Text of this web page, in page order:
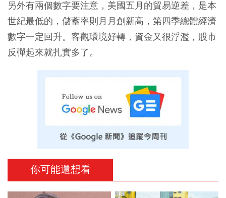
另外有兩個數字要注意，美國五月的貿易逆差，是本
世紀最低的，儲蓄率則月月創新高，第四季總體經濟
數字一定回升。客觀環境好轉，資金又很浮濫，股市
反彈起來就扎實多了。
你可能還想看
PR